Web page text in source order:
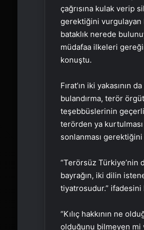
çağrısına kulak verip
gerektiğini vurgulayan
bataklık nerede
müdafaa ilkeleri
konuştu.
Fırat’ın iki yakasının
bulandırma, terör
teşebbüslerinin
terörden ya kurtulması
sonlanması
“Terörsüz Türkiye’nin
bayrağın, iki dilin
tiyatrosudur.”
“Kılıç hakkının ne
olduğunu bilmeyen mi